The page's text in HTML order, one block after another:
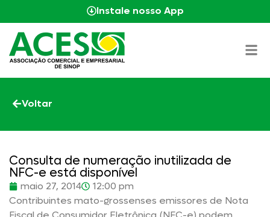
Instale nosso App
Voltar
Consulta de numeração inutilizada de
NFC-e está disponível
maio 27, 2014
12:00 pm
Contribuintes mato-grossenses emissores de Nota